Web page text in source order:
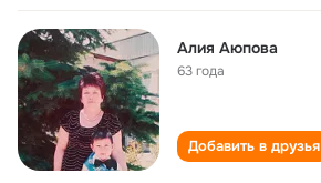
Алия Аюпова
63 года
Добавить в друзья